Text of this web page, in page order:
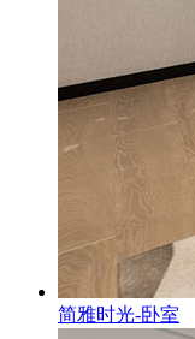
简雅时光-卧室